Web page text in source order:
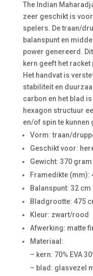
The Indian
zeer geschikt is
spelers. De traan/
balanspunt en
power genereerd. Dit
kern geeft het
Het handvat is
stabiliteit en
carbon en het blad
hexagon structuur
en/of spin te kunnen
Vorm: traan/
Geschikt voor:
Gewicht: 370 gram
Framedikte (mm):
Balanspunt: 32 cm
Bladgrootte: 475
Kleur: zwart/rood
Afwerking: matte
Materiaal:
– kern: 70% EVA
– blad: glasvezel